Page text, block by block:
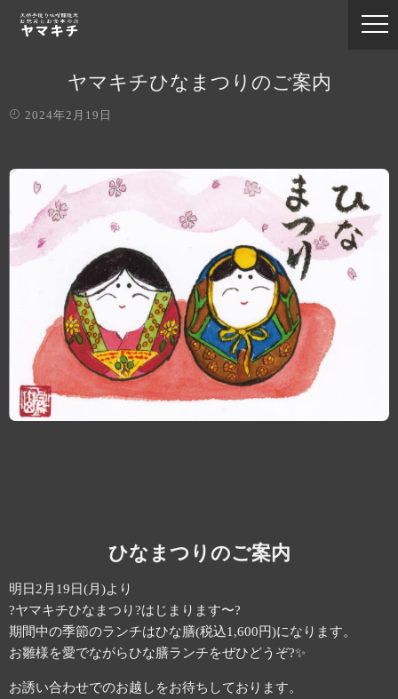
ヤマキチひなまつりのご案内
2024年2月19日
ひなまつりのご案内
明日2月19日(月)より
?ヤマキチひなまつり?はじまります〜?
期間中の季節のランチはひな膳(税込1,600円)になります。
お雛様を愛でながらひな膳ランチをぜひどうぞ?✨
お誘い合わせでのお越しをお待ちしております。